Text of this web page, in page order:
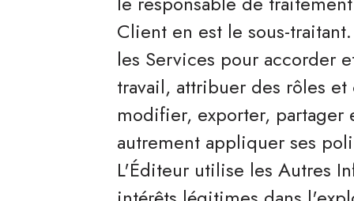
Client en est le sous-
les Services pour accorder
travail, attribuer des rôles
modifier, exporter,
autrement appliquer ses
L'Éditeur utilise les Autres